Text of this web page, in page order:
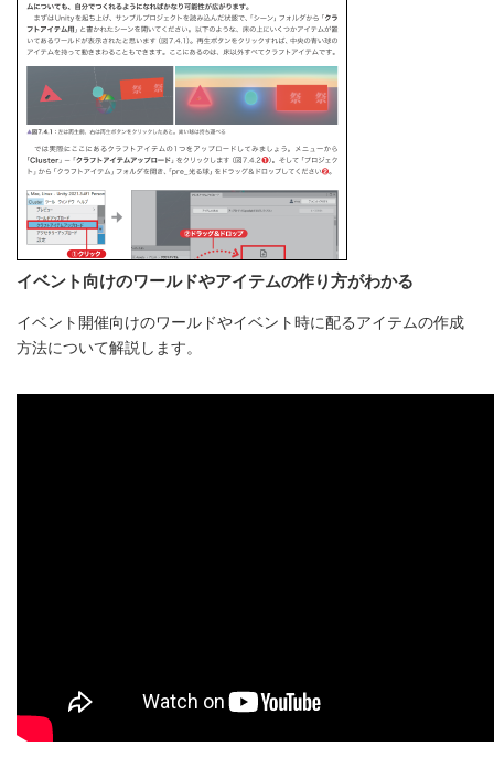
イベント向けのワールドやアイテムの作り方がわかる
イベント開催向けのワールドやイベント時に配るアイテムの作成
方法について解説します。